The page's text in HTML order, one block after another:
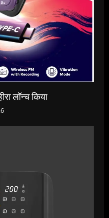
लॉन्च किया